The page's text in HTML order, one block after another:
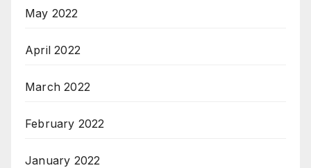
May 2022
April 2022
March 2022
February 2022
January 2022